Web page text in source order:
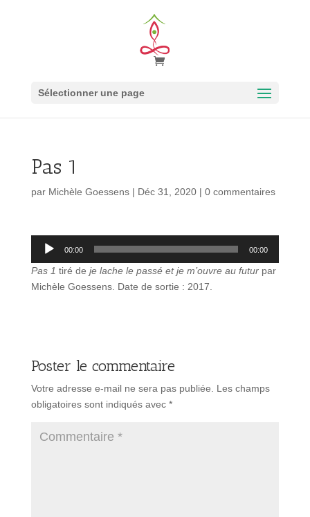
Sélectionner une page
Pas 1
par Michèle Goessens| Déc 31, 2020| 0 commentaires
Lecteur
00:00 00:00
Pas 1 tiré de je lache le passé et je m’ouvre au futurpar
Michèle Goessens. Date de sortie : 2017.
Poster le commentaire
Votre adresse e-mail ne sera pas publiée.
Les champs
obligatoires sont indiqués avec *